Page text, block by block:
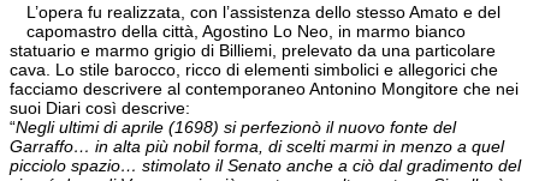
L’opera fu realizzata, con l’assistenza dello stesso Amato e del
capomastro della città, Agostino Lo Neo, in marmo bianco
statuario e marmo grigio di Billiemi, prelevato da una particolare
cava. Lo stile barocco, ricco di elementi simbolici e allegorici che
facciamo descrivere al contemporaneo Antonino Mongitore che nei
suoi Diari così descrive:
“Negli ultimi di aprile (1698) si perfezionò il nuovo fonte del
Garraffo… in alta più nobil forma, di scelti marmi in menzo a quel
picciolo spazio… stimolato il Senato anche a ciò dal gradimento del